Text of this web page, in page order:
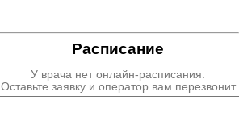
Расписание
У врача нет онлайн-расписания.
Оставьте заявку и оператор вам перезвонит